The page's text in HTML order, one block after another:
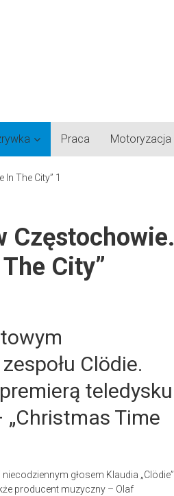
Praca Motoryzacja
Częstochowie.
City”
Clödie.
teledysku
Time
głosem Klaudia „Clödie”
producent muzyczny – Olaf